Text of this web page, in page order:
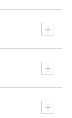
+
+
+